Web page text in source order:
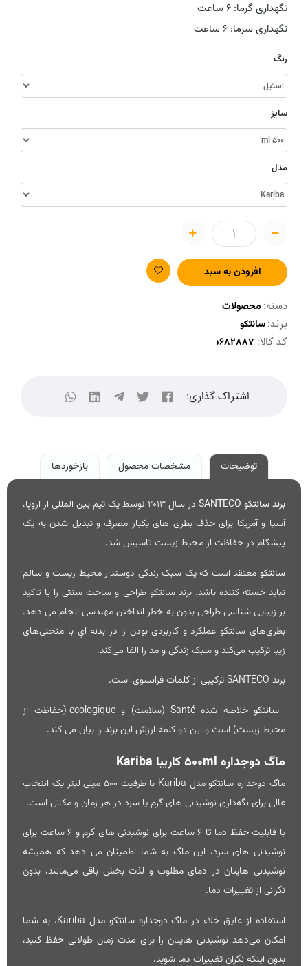
نگهداری گرما: 6 ساعت
نگهداری سرما: 6 ساعت
رنگ
سایز
مدل
افزودن به سبد
دسته: محصولات
برند:سانتکو
کد کالا:
اشتراک گذاری:
توضیحات مشخصات محصول بازخوردها
برندسانتكو SANTECO
در سال 2013 توسط یک تیم بین المللی از اروپا،
آسیا و آمریکا برای حذف بطری های یکبار مصرف و تبدیل شدن به یک
پیشگام در حفاظت از محیط زیست تاسیس شد.
سانتكو معتقد است که یک سبک زندگی دوستدار محیط زیست و سالم
نباید خسته کننده باشد. برند سانتكو طراحی و ساخت سنتی را با تاکید
بر زیبایی شناسی طراحی بدون به خطر انداختن مهندسی انجام مي دهد.
بطری‌های سانتكو عملکرد و کاربردی بودن را در بدنه اي با منحنی‌های
زیبا ترکیب می‌کند و سبک زندگی و مد را القا می‌کند.
برند
سانتکو
خلاصه شده Santé (سلامت) و ecologique (حفاظت از
محیط زیست) است و این دو کلمه ارزش اینبرند را بیان می کند.
ماگ دوجداره 500ml کاریبا Kariba
ماگ دوجداره سانتکو مدل Kariba با ظرفیت 500 میلی‌ لیتر یک انتخاب
عالی برای نگه‌داری نوشیدنی‌ های گرم یا سرد در هر زمان و مکانی است.
با قابلیت حفظ دما تا 6 ساعت برای نوشیدنی‌ های گرم و 6 ساعت برای
نوشیدنی‌ های سرد، این ماگ به شما اطمینان می‌ دهد که همیشه
نوشیدنی‌ هایتان در دمای مطلوب و لذت بخش باقی می‌مانند، بدون
نگرانی از تغییرات دما.
استفاده از عایق خلاء در ماگ دوجداره سانتکو مدل Kariba، به شما
امکان می‌دهد نوشیدنی‌ هایتان را برای مدت زمان طولانی حفظ کنید،
بدون اینکه نگران تغییرات دما شوید.